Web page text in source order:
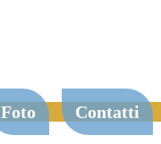
Foto Contatti